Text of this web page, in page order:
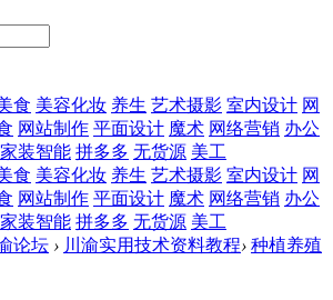
食 美容化妆 养生 艺术摄影 室内设计 网
网站制作 平面设计 魔术 网络营销 办公
家装智能 拼多多 无货源 美工
食 美容化妆 养生 艺术摄影 室内设计 网
网站制作 平面设计 魔术 网络营销 办公
家装智能 拼多多 无货源 美工
论坛 › 川渝实用技术资料教程› 种植养殖